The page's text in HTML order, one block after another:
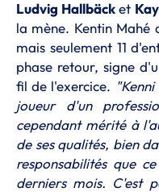
Ludvig Hallbäcket
la mène. Kentin Mahé
mais seulement 11
phase retour, signe
fil de l'exercice.
joueur d'un
cependant mérité à
de ses qualités, bien
responsabilités que
derniers mois. C'est